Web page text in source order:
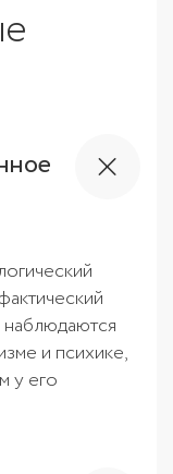
наблюдаются
и психике,
у его